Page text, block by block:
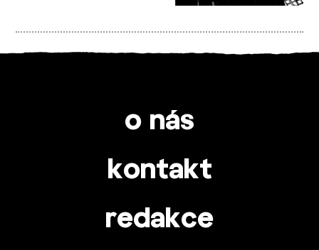
o nás
kontakt
redakce